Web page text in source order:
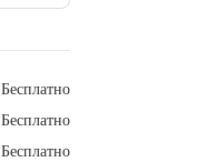
Бесплатно
Бесплатно
Бесплатно